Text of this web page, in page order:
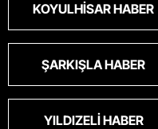
KOYULHISAR HABER
ŞARKIŞLA HABER
YILDIZELI HABER